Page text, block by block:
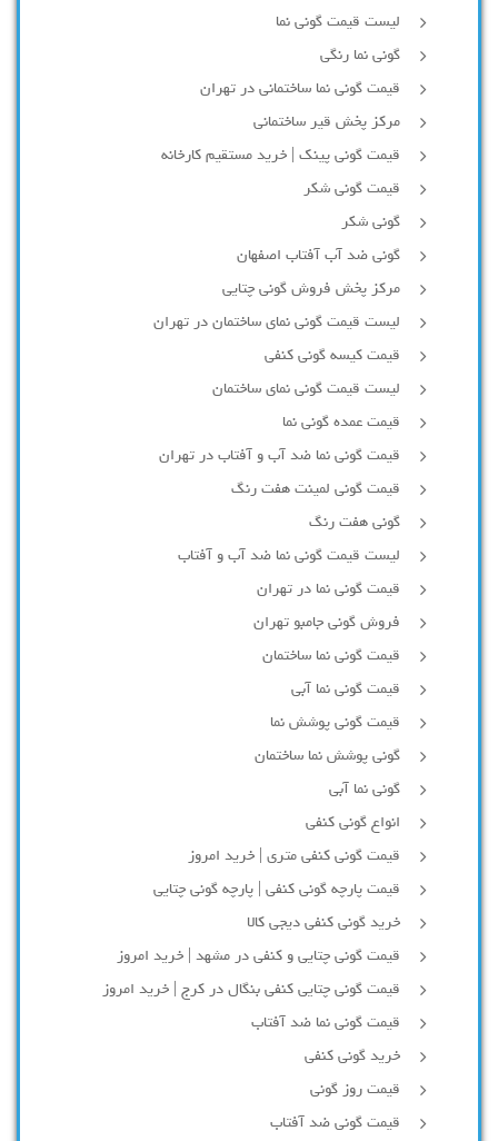
لیست قیمت گونی نما
گونی نما رنگی
قیمت گونی نما ساختمانی در تهران
مرکز پخش قیر ساختمانی
قیمت گونی پینک | خرید مستقیم کارخانه
قیمت گونی شکر
گونی شکر
گونی ضد آب آفتاب اصفهان
مرکز پخش فروش گونی چتایی
لیست قیمت گونی نمای ساختمان در تهران
قیمت کیسه گونی کنفی
لیست قیمت گونی نمای ساختمان
قیمت عمده گونی نما
قیمت گونی نما ضد آب و آفتاب در تهران
قیمت گونی لمینت هفت رنگ
گونی هفت رنگ
لیست قیمت گونی نما ضد آب و آفتاب
قیمت گونی نما در تهران
فروش گونی جامبو تهران
قیمت گونی نما ساختمان
قیمت گونی نما آبی
قیمت گونی پوشش نما
گونی پوشش نما ساختمان
گونی نما آبی
انواع گونی کنفی
قیمت گونی کنفی متری | خرید امروز
قیمت پارچه گونی کنفی | پارچه گونی چتایی
خرید گونی کنفی دیجی کالا
قیمت گونی چتایی و کنفی در مشهد | خرید امروز
قیمت گونی چتایی کنفی بنگال در کرج | خرید امروز
قیمت گونی نما ضد آفتاب
خرید گونی کنفی
قیمت روز گونی
قیمت گونی ضد آفتاب